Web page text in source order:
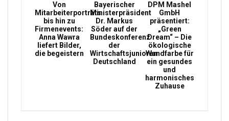
Von
Mitarbeiterporträts
bis hin zu
Firmenevents:
Anna Wawra
liefert Bilder,
die begeistern
Bayerischer
Ministerpräsident
Dr. Markus
Söder auf der
Bundeskonferenz
der
Wirtschaftsjunioren
Deutschland
DPM Mashel
GmbH
präsentiert:
„Green
Dream“ – Die
ökologische
Wandfarbe für
ein gesundes
und
harmonisches
Zuhause